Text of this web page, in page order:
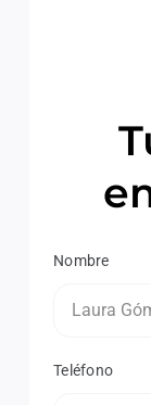
Nombre
Teléfono